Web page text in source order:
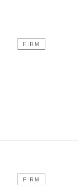
FIRM
FIRM